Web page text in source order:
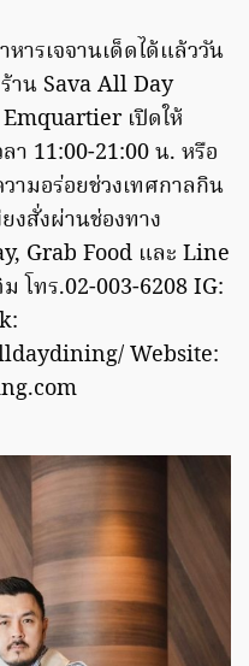
ารเจจานเด็ดได้แล้ววัน
น Sava All Day
เปิดให้
า 11:00-21:00 น. หรือ
ามอร่อยช่วงเทศกาลกิน
งสั่งผ่านช่องทาง
Grab Food และ Line
โทร.02-003-6208 IG:
Website: